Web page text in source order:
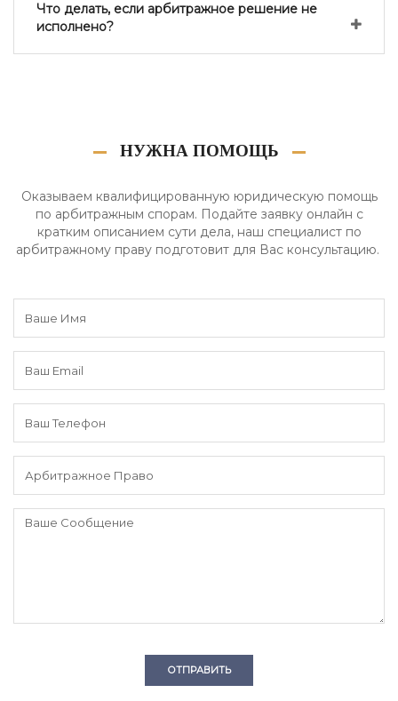
Что делать, если арбитражное решение не
исполнено?
НУЖНА ПОМОЩЬ
Оказываем квалифицированную юридическую помощь
по арбитражным спорам. Подайте заявку онлайн с
кратким описанием сути дела, наш специалист по
арбитражному праву подготовит для Вас консультацию.
ОТПРАВИТЬ